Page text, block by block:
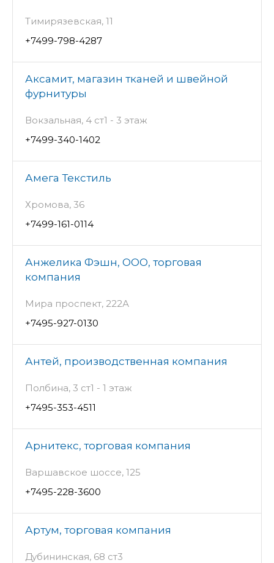
Тимирязевская, 11
+7499-798-4287
Аксамит, магазин тканей и швейной
фурнитуры
Вокзальная, 4 ст1 - 3 этаж
+7499-340-1402
Амега Текстиль
Хромова, 36
+7499-161-0114
Анжелика Фэшн, ООО, торговая
компания
Мира проспект, 222А
+7495-927-0130
Антей, производственная компания
Полбина, 3 ст1 - 1 этаж
+7495-353-4511
Арнитекс, торговая компания
Варшавское шоссе, 125
+7495-228-3600
Артум, торговая компания
Дубининская, 68 ст3